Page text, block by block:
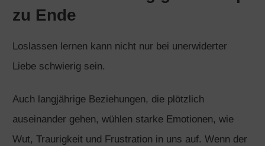
zu Ende
Loslassen lernen kann nicht nur bei unerwiderter
Liebe schwierig sein.
Auch langjährige Beziehungen, die plötzlich
auseinander gehen, wühlen starke Emotionen, wie
Wut, Traurigkeit und Frustration in uns auf. Wenn der